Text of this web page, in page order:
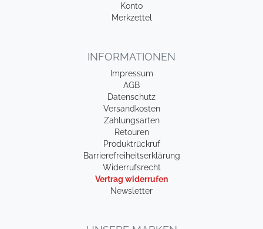
Konto
Merkzettel
INFORMATIONEN
Impressum
AGB
Datenschutz
Versandkosten
Zahlungsarten
Retouren
Produktrückruf
Barrierefreiheitserklärung
Widerrufsrecht
Vertrag widerrufen
Newsletter